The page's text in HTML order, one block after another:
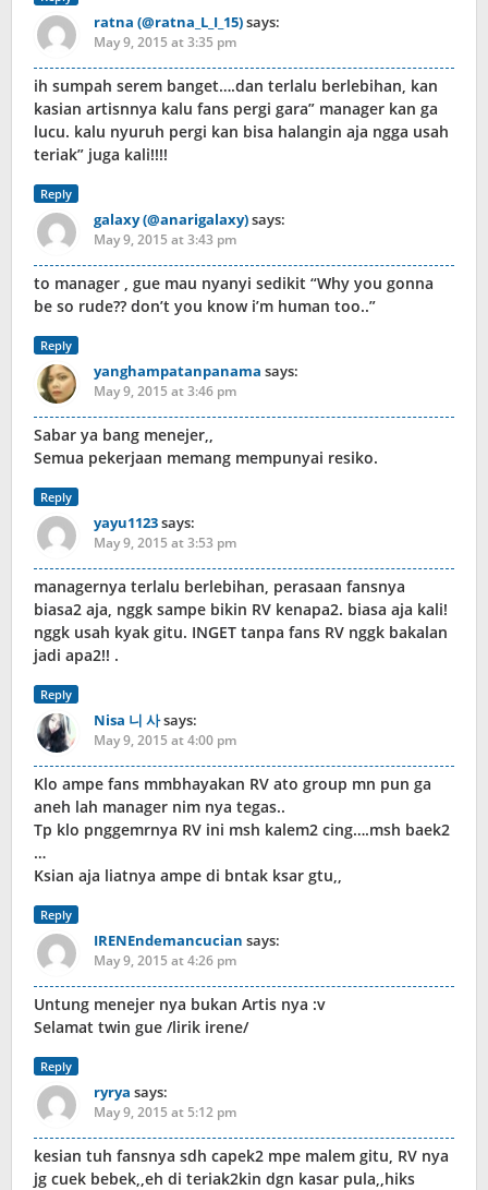
ratna (@ratna_L_I_15)says:
May 9, 2015 at 3:35 pm
ih sumpah serem banget….dan terlalu berlebihan, kan
kasian artisnnya kalu fans pergi gara” manager kan ga
lucu. kalu nyuruh pergi kan bisa halangin aja ngga usah
teriak” juga kali!!!!
Reply
galaxy (@anarigalaxy)says:
May 9, 2015 at 3:43 pm
to manager , gue mau nyanyi sedikit “Why you gonna
be so rude?? don’t you know i’m human too..”
Reply
yanghampatanpanama says:
May 9, 2015 at 3:46 pm
Sabar ya bang menejer,,
Semua pekerjaan memang mempunyai resiko.
Reply
yayu1123says:
May 9, 2015 at 3:53 pm
managernya terlalu berlebihan, perasaan fansnya
biasa2 aja, nggk sampe bikin RV kenapa2. biasa aja kali!
nggk usah kyak gitu. INGET tanpa fans RV nggk bakalan
jadi apa2!! .
Reply
Nisa 니 사says:
May 9, 2015 at 4:00 pm
Klo ampe fans mmbhayakan RV ato group mn pun ga
aneh lah manager nim nya tegas..
Tp klo pnggemrnya RV ini msh kalem2 cing….msh baek2
…
Ksian aja liatnya ampe di bntak ksar gtu,,
Reply
IRENEndemancucian says:
May 9, 2015 at 4:26 pm
Untung menejer nya bukan Artis nya :v
Selamat twin gue /lirik irene/
Reply
ryrya says:
May 9, 2015 at 5:12 pm
kesian tuh fansnya sdh capek2 mpe malem gitu, RV nya
jg cuek bebek,,eh di teriak2kin dgn kasar pula,,hiks